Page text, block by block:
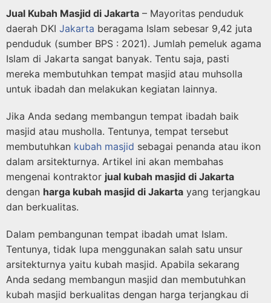
Jual Kubah Masjid di Jakarta – Mayoritas penduduk
daerah DKI Jakarta beragama Islam sebesar 9,42 juta
penduduk (sumber BPS : 2021). Jumlah pemeluk agama
Islam di Jakarta sangat banyak. Tentu saja, pasti
mereka membutuhkan tempat masjid atau muhsolla
untuk ibadah dan melakukan kegiatan lainnya.
Jika Anda sedang membangun tempat ibadah baik
masjid atau musholla. Tentunya, tempat tersebut
membutuhkan kubah masjid sebagai penanda atau ikon
dalam arsitekturnya. Artikel ini akan membahas
mengenai kontraktor jual kubah masjid di Jakarta
dengan harga kubah masjid di Jakarta yang terjangkau
dan berkualitas.
Dalam pembangunan tempat ibadah umat Islam.
Tentunya, tidak lupa menggunakan salah satu unsur
arsitekturnya yaitu kubah masjid. Apabila sekarang
Anda sedang membangun masjid dan membutuhkan
kubah masjid berkualitas dengan harga terjangkau di